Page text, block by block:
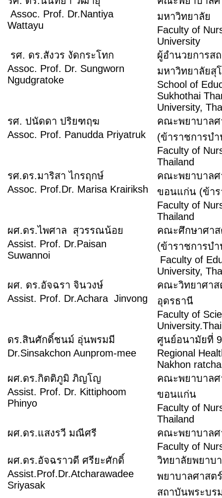
Assoc. Prof. Dr.Nantiya
Wattayu
มหาวิทยาลัย
Faculty of
University
รศ. ดร.สังวร งัดกระโทก
Assoc. Prof. Dr. Sungworn
Ngudgratoke
ผู้อำนวยการส
มหาวิทยาลัยสุ
School of
Sukhothai
University,
รศ. ปนัดดา ปริยฑฤฆ
Assoc. Prof. Panudda Priyatruk
คณะพยาบาลศ
(ข้าราชกา
Faculty of
Thailand
รศ.ดร.มาริสา ไกรฤกษ์
Assoc. Prof.Dr. Marisa Krairiksh
คณะพยาบาลศ
ขอนแก่น (ข้
Faculty of
Thailand
ผศ.ดร.ไพศาล สุวรรณน้อย
Assist. Prof. Dr.Paisan
Suwannoi
คณะศึกษาศา
(ข้าราชก
Faculty of
University,
ผศ. ดร.อัจฉรา จินวงษ์
Assist. Prof. Dr.Achara Jinvong
คณะวิทยาศาส
อุดรธานี
Faculty of
ดร.สินศักดิ์ชนม์ อุ่นพรมมี
Dr.Sinsakchon Aunprom-mee
ศูนย์อนามัยที่
Regional
Nakhon
ผศ.ดร.กิตติภูมิ ภิญโญ
Assist. Prof. Dr. Kittiphoom
Phinyo
คณะพยาบาลศ
ขอนแก่น
Faculty of
Thailand
ผศ.ดร.แสงรวี มณีศรี
คณะพยาบาลศ
Faculty of
ผศ.ดร.อัจฉราวดี ศรียะศักดิ์
Assist.Prof.Dr.Atcharawadee
Sriyasak
วิทยาลัยพยาบ
พยาบาลศาสต
สถาบันพระบ